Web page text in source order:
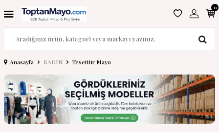
0
Anasayfa KADIN Tesettür Mayo